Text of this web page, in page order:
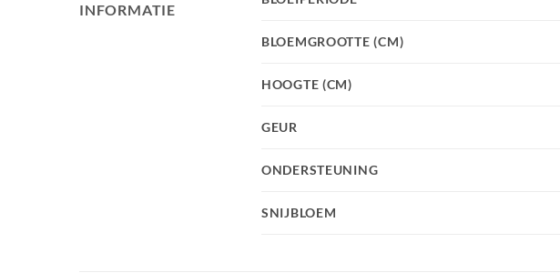
INFORMATIE
BLOEMGROOTTE (CM)
HOOGTE (CM)
GEUR
ONDERSTEUNING
SNIJBLOEM